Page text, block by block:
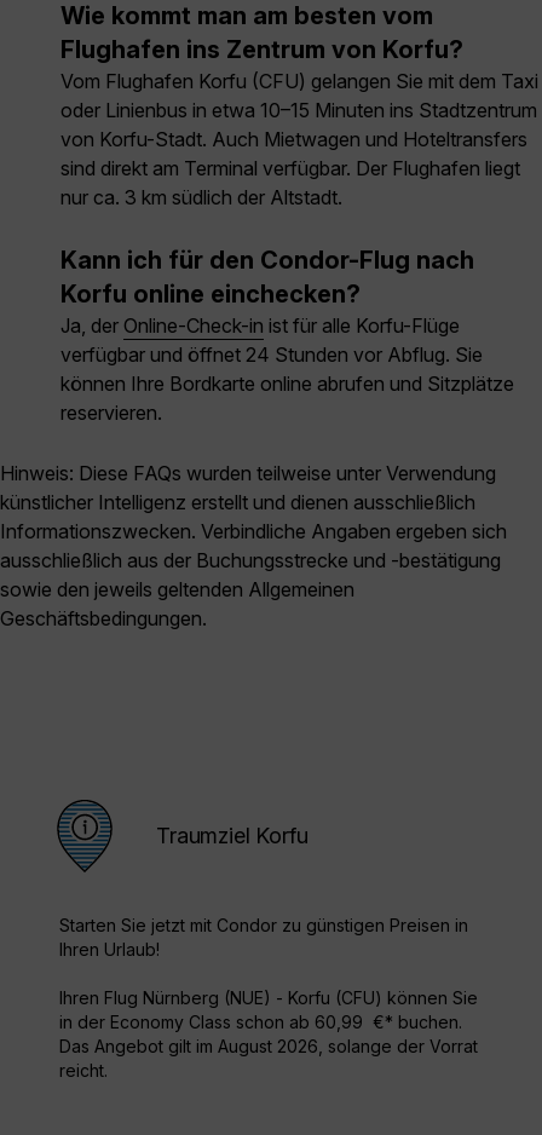
Wie kommt man am besten vom
Flughafen ins Zentrum von Korfu?
Vom Flughafen Korfu (CFU) gelangen Sie mit dem Taxi
oder Linienbus in etwa 10–15 Minuten ins Stadtzentrum
von Korfu-Stadt. Auch Mietwagen und Hoteltransfers
sind direkt am Terminal verfügbar. Der Flughafen liegt
nur ca. 3 km südlich der Altstadt.
Kann ich für den Condor-Flug nach
Korfu online einchecken?
Ja, der Online-Check-in ist für alle Korfu-Flüge
verfügbar und öffnet 24 Stunden vor Abflug. Sie
können Ihre Bordkarte online abrufen und Sitzplätze
reservieren.
Hinweis: Diese FAQs wurden teilweise unter Verwendung
künstlicher Intelligenz erstellt und dienen ausschließlich
Informationszwecken. Verbindliche Angaben ergeben sich
ausschließlich aus der Buchungsstrecke und -bestätigung
sowie den jeweils geltenden Allgemeinen
Geschäftsbedingungen.
Traumziel Korfu
Starten Sie jetzt mit Condor zu günstigen Preisen in
Ihren Urlaub!
Ihren Flug Nürnberg (NUE) - Korfu (CFU) können Sie
in der Economy Class schon ab 60,99 €* buchen.
Das Angebot gilt im August 2026, solange der Vorrat
reicht.